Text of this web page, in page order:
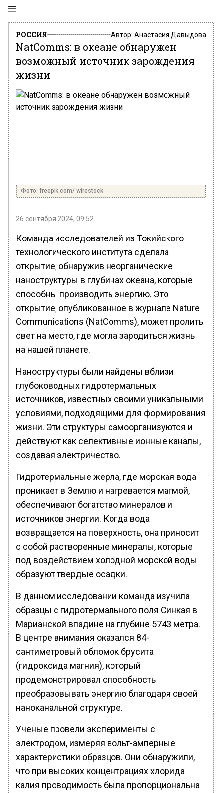
РОССИЯ Автор: Анастасия Давыдова
NatComms: в океане обнаружен
возможный источник зарождения
жизни
Фото: freepik.com/ wirestock
26 сентября 2024, 09:52
Команда исследователей из Токийского
технологического института сделала
открытие, обнаружив неорганические
наноструктуры в глубинах океана, которые
способны производить энергию. Это
открытие, опубликованное в журнале Nature
Communications (NatComms), может пролить
свет на место, где могла зародиться жизнь
на нашей планете.
Наноструктуры были найдены вблизи
глубоководных гидротермальных
источников, известных своими уникальными
условиями, подходящими для формирования
жизни. Эти структуры самоорганизуются и
действуют как селективные ионные каналы,
создавая электричество.
Гидротермальные жерла, где морская вода
проникает в Землю и нагревается магмой,
обеспечивают богатство минералов и
источников энергии. Когда вода
возвращается на поверхность, она приносит
с собой растворенные минералы, которые
под воздействием холодной морской воды
образуют твердые осадки.
В данном исследовании команда изучила
образцы с гидротермального поля Синкая в
Марианской впадине на глубине 5743 метра.
В центре внимания оказался 84-
сантиметровый обломок брусита
(гидроксида магния), который
продемонстрировал способность
преобразовывать энергию благодаря своей
наноканальной структуре.
Ученые провели эксперименты с
электродом, измеряя вольт-амперные
характеристики образцов. Они обнаружили,
что при высоких концентрациях хлорида
калия проводимость была пропорциональна